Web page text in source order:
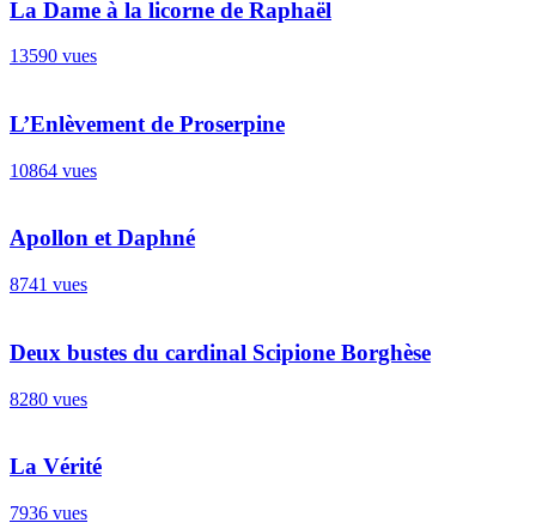
La Dame à la licorne de Raphaël
13590 vues
L’Enlèvement de Proserpine
10864 vues
Apollon et Daphné
8741 vues
Deux bustes du cardinal Scipione Borghèse
8280 vues
La Vérité
7936 vues